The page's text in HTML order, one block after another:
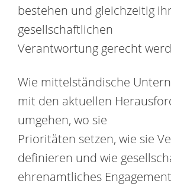
bestehen und gleichzeitig
gesellschaftlichen
Verantwortung gerecht
Wie mittelständische
mit den aktuellen
umgehen, wo sie
Prioritäten setzen, wie sie
definieren und wie
ehrenamtliches